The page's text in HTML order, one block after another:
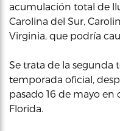
acumulación total de
Carolina del Sur,
Virginia, que podría
Se trata de la segunda
temporada oficial,
pasado 16 de mayo en
Florida.